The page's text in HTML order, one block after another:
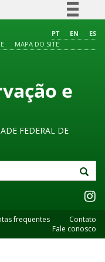
Comunica BR
à informação
Legislação
PT EN
ES
MAPA DO SITE
e
FEDERAL DE
frequentes
Contato
Fale conosco